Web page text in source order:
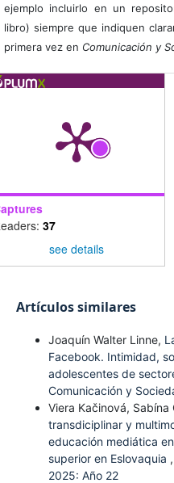
ejemplo incluirlo en un
libro) siempre que indiquen
primera vez en Comunicación y
37
see details
Artículos similares
Joaquín Walter Linne,
Facebook. Intimidad,
adolescentes de
Comunicación y
Viera Kačinová, Sabína
transdiciplinar y
educación mediática
superior en Eslovaquia ,
2025: Año 22